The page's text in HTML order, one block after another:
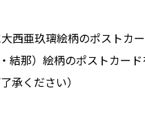
西亜玖璃絵柄のポストカ
結那）絵柄のポストカー
承ください）